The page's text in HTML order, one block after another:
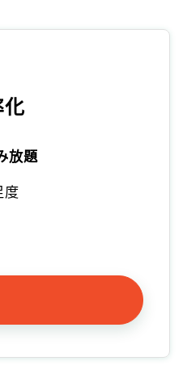
放題
度
ンが必要です